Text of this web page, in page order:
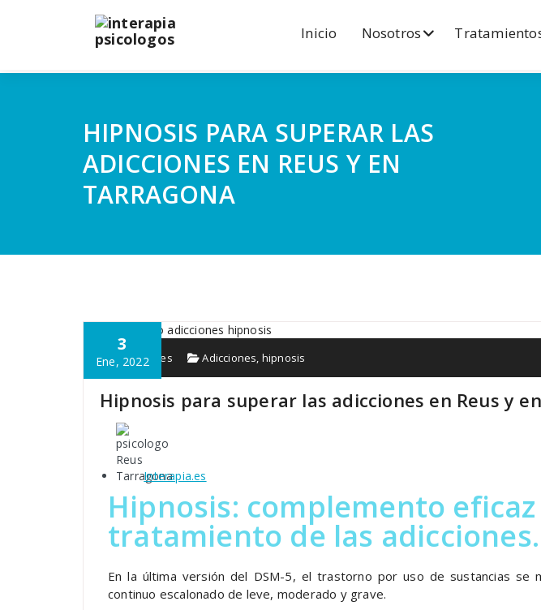
Inicio Nosotros
HIPNOSIS PARA SUPERAR LAS
ADICCIONES EN REUS Y EN
TARRAGONA
3
Ene, 2022
Interapia.es Adicciones, hipnosis
Hipnosis para superar las adicciones en Reus y
Interapia.es
Hipnosis: complemento
tratamiento de las adicciones.
En la última versión del DSM-5, el trastorno por uso de sustancias se
continuo escalonado de leve, moderado y grave.